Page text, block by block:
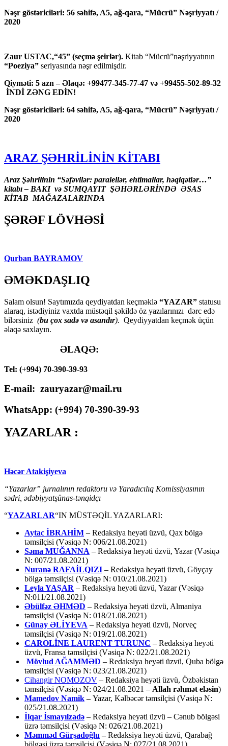
Nəşr göstəriciləri: 56 səhifə, A5, ağ-qara, “Mücrü” Nəşriyyatı /
2020
Zaur USTAC,“45” (seçmə şeirlər). Kitab “Mücrü”nəşriyyatının
“Poeziya” seriyasında nəşr edilmişdir.
Qiyməti: 5 azn – Əlaqə: +99477-345-77-47 və +99455-502-89-32
İNDİ ZƏNG EDİN!
Nəşr göstəriciləri: 64 səhifə, A5, ağ-qara, “Mücrü” Nəşriyyatı /
2020
ARAZ ŞƏHRİLİNİN KİTABI
Araz Şəhrilinin “Səfəvilər: paralellər, ehtimallar, həqiqətlər…”
kitabı – BAKI və SUMQAYIT ŞƏHƏRLƏRİNDƏ ƏSAS
KİTAB MAĞAZALARINDA
ŞƏRƏF LÖVHƏSİ
Qurban BAYRAMOV
ƏMƏKDAŞLIQ
Salam olsun! Saytımızda qeydiyatdan keçməklə “YAZAR” statusu
alaraq, istədiyiniz vaxtda müstəqil şəkildə öz yazılarınızı dərc edə
bilərsiniz (bu çox sadə və asandır). Qeydiyyatdan keçmək üçün
əlaqə saxlayın.
ƏLAQƏ:
Tel: (+994) 70-390-39-93
E-mail: zauryazar@mail.ru
WhatsApp: (+994) 70-390-39-93
YAZARLAR :
Həcər Atakişiyeva
“Yazarlar” jurnalının redaktoru və Yaradıcılıq Komissiyasının
sədri, ədəbiyyatşünas-tənqidçı
“YAZARLAR“IN MÜSTƏQİL YAZARLARI:
Aytac İBRAHİM – Redaksiya heyəti üzvü, Qax bölgə
təmsilçisi (Vəsiqə N: 006/21.08.2021)
Səma MUĞANNA – Redaksiya heyəti üzvü, Yazar (Vəsiqə
N: 007/21.08.2021)
Nuranə RAFAİLQIZI – Redaksiya heyəti üzvü, Göyçay
bölgə təmsilçisi (Vəsiqə N: 010/21.08.2021)
Leyla YAŞAR – Redaksiya heyəti üzvü, Yazar (Vəsiqə
N:011/21.08.2021)
Əbülfəz ƏHMƏD – Redaksiya heyəti üzvü, Almaniya
təmsilçisi (Vəsiqə N: 018/21.08.2021)
Günay ƏLİYEVA – Redaksiya heyəti üzvü, Norveç
təmsilçisi (Vəsiqə N: 019/21.08.2021)
CAROLİNE LAURENT TURUNC – Redaksiya heyəti
üzvü, Fransa təmsilçisi (Vəsiqə N: 022/21.08.2021)
Mövlud AĞAMMƏD – Redaksiya heyəti üzvü, Quba bölgə
təmsilçisi (Vəsiqə N: 023/21.08.2021)
Cihangir NOMOZOV – Redaksiya heyəti üzvü, Özbəkistan
təmsilçisi (Vəsiqə N: 024/21.08.2021 – Allah rəhmət eləsin)
Mamedov Namik–Yazar, Kəlbəcər təmsilçisi (Vəsiqə N:
025/21.08.2021)
İlqar İsmayılzadə – Redaksiya heyəti üzvü – Cənub bölgəsi
üzrə təmsilçisi (Vəsiqə N: 026/21.08.2021)
Məmməd Gürşadoğlu –Redaksiya heyəti üzvü, Qarabağ
bölgəsi üzrə təmsilçisi (Vəsiqə N: 027/21.08.2021)